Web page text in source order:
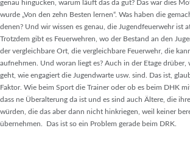
genau hingucken, warum läuft das da gut? Das war dies
wurde „Von den zehn Besten lernen“. Was haben die
denen? Und wir wissen es genau, die Jugendfeuerwehr ist
Trotzdem gibt es Feuerwehren, wo der Bestand an den
der vergleichbare Ort, die vergleichbare Feuerwehr, die
aufnehmen. Und woran liegt es? Auch in der Etage drüber,
geht, wie engagiert die Jugendwarte usw. sind. Das ist,
Faktor. Wie beim Sport die Trainer oder ob es beim DHK
dass ne Überalterung da ist und es sind auch Ältere, die
würden, die das aber dann nicht hinkriegen, weil keiner
übernehmen. Das ist so ein Problem gerade beim DRK.